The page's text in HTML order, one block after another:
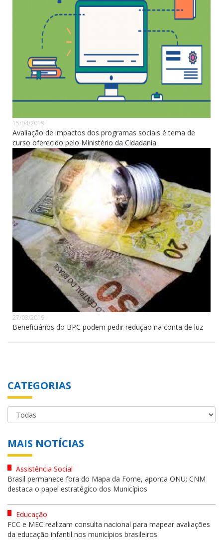
15/04/2019
Avaliação de impactos dos programas sociais é tema de
curso oferecido pelo Ministério da Cidadania
27/03/2019
Beneficiários do BPC podem pedir redução na conta de luz
CATEGORIAS
MAIS NOTÍCIAS
Assistência Social
Brasil permanece fora do Mapa da Fome, aponta ONU; CNM
destaca o papel estratégico dos Municípios
Educação
FCC e MEC realizam consulta nacional para mapear avaliações
da educação infantil nos municípios brasileiros